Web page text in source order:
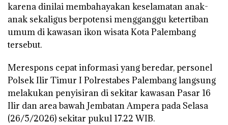
karena dinilai membahayakan keselamatan anak-
anak sekaligus berpotensi mengganggu ketertiban
umum di kawasan ikon wisata Kota Palembang
tersebut.
Merespons cepat informasi yang beredar, personel
Polsek Ilir Timur I Polrestabes Palembang langsung
melakukan penyisiran di sekitar kawasan Pasar 16
Ilir dan area bawah Jembatan Ampera pada Selasa
(26/5/2026) sekitar pukul 17.22 WIB.